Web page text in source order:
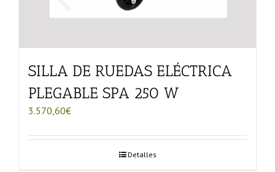
SILLA DE RUEDAS ELÉCTRICA
PLEGABLE SPA 250 W
3.570,60€
Detalles